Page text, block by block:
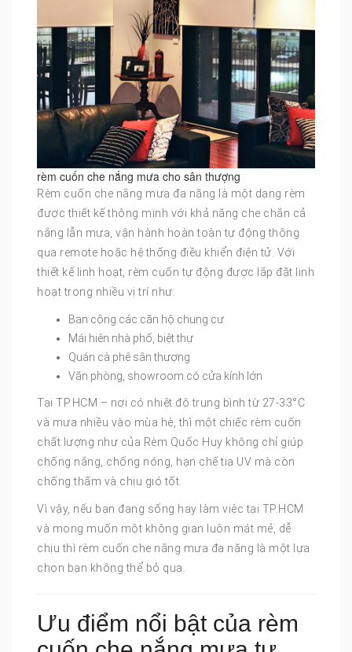
rèm cuốn che nắng mưa cho sân thượng
Rèm cuốn che nắng mưa đa năng là một dạng rèm
được thiết kế thông minh với khả năng che chắn cả
nắng lẫn mưa, vận hành hoàn toàn tự động thông
qua remote hoặc hệ thống điều khiển điện tử. Với
thiết kế linh hoạt, rèm cuốn tự động được lắp đặt linh
hoạt trong nhiều vị trí như:
Ban công các căn hộ chung cư
Mái hiên nhà phố, biệt thự
Quán cà phê sân thượng
Văn phòng, showroom có cửa kính lớn
Tại TP.HCM – nơi có nhiệt độ trung bình từ 27-33°C
và mưa nhiều vào mùa hè, thì một chiếc rèm cuốn
chất lượng như của Rèm Quốc Huy không chỉ giúp
chống nắng, chống nóng, hạn chế tia UV mà còn
chống thấm và chịu gió tốt.
Vì vậy, nếu bạn đang sống hay làm việc tại TP.HCM
và mong muốn một không gian luôn mát mẻ, dễ
chịu thì rèm cuốn che nắng mưa đa năng là một lựa
chọn bạn không thể bỏ qua.
Ưu điểm nổi bật của rèm